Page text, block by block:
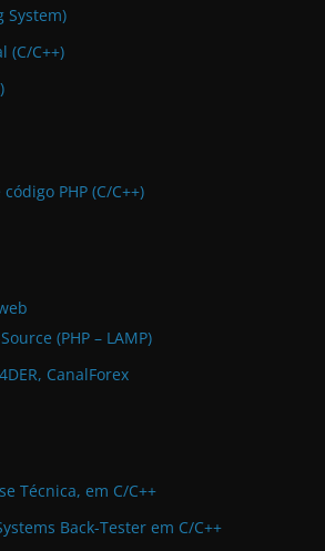
System)
(C/C++)
PHP (C/C++)
(PHP – LAMP)
CanalForex
Técnica, em C/C++
Back-Tester em C/C++